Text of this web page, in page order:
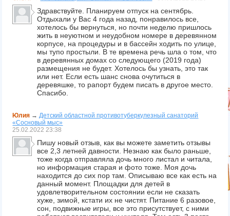
Здравствуйте. Планируем отпуск на сентябрь.
Отдыхали у Вас 4 года назад, понравилось все,
хотелось бы вернуться, но почти неделю пришлось
жить в неуютном и неудобном номере в деревянном
корпусе, на процедуры и в бассейн ходить по улице,
мы тупо простыли. В те времена речь шла о том, что
в деревянных домах со следующего (2019 года)
размещения не будет. Хотелось бы узнать, это так
или нет. Если есть шанс снова очутиться в
деревяшке, то рапорт будем писать в другое место.
Спасибо.
Юлия →Детский областной противотуберкулезный санаторий
«Сосновый мыс»
25.02.2022 23:38
Пишу новый отзыв, как вы можете заметить отзывы
все 2,3 летней давности. Незнаю как было раньше,
тоже когда отправляла дочь много листал и читала,
но информация старая и фото тоже. Моя дочь
находится до сих пор там. Описываю все как есть на
данный момент. Площадки для детей в
удовлетворительном состоянии если не сказать
хуже, зимой, кстати их не чистят. Питание 6 разовое,
сон, подвижные игры, все это присутствует, с ними